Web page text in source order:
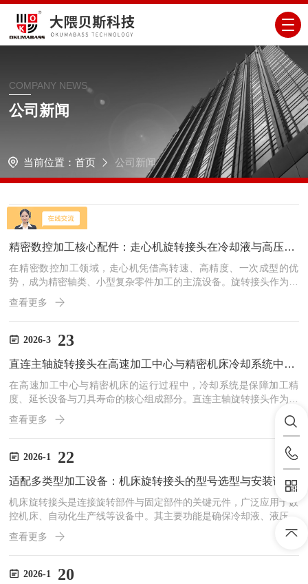
COMPANY NEWS
公司新闻
当前位置： 首页 公司新闻
2026-4 26
精密数控加工核心配件：走心机旋转接头在冷却液与高压气路中的应用要点
在精密数控加工领域，走心机凭借高转速、高精度、一次成型的优
势，成为精密轴类、小型复杂零件加工的主流设备。旋转接头作为连
接静态管路与旋转主轴的核心配件，是保障冷却液稳定输送、高压气
路顺畅运行的关键枢纽，其应用效果直接决定加工精度、刀具寿命与
生产稳定性。走心机旋转接头的核心价值，在于实现360°连续旋转
状态下，冷却液与高压气体的无泄漏、稳压力传输。加工过程中，冷
孔吹扫、工件清洁与断屑辅助。旋转接头通过内部精密密封结构与
轴...
查看更多
2026-3 23
直连主轴旋转接头在高速加工中心与精密机床冷却系统中的应用优势
在高速加工中心与精密机床的运行过程中，冷却系统是保障加工精
度、延长设备与刀具寿命的核心组成部分。直连主轴旋转接头作为冷
却系统的关键衔接部件，承担着将冷却液从固定管路稳定传输至高速
旋转主轴及刀具的重要职责，凭借其结构设计与性能优势，有效解决
了传统衔接部件在高速工况下的泄漏、振动、冷却效率不足等痛点，
成为机床冷却系统的优选配件，为精密加工的稳定性与高效性提供了
有力支撑。直连主轴旋转接头的核心应用优势，在于其优异的密封性
能，可有效杜绝冷却液泄漏，保障冷却系统稳定运行。高速加工中心
与...
查看更多
2026-1 22
适配多类型加工设备：机床旋转接头的型号选型与安装调试技巧指南
机床旋转接头是连接旋转部件与固定部件的关键元件，广泛应用于数
控机床、自动化生产线等设备中。其主要功能是确保冷却液、液压油
等介质在旋转部件和固定部件之间顺畅传输，同时保持密封和稳定。
选择和安装合适的旋转接头对于提高设备的加工效率和可靠性至关重
要。一、选型要点1.流体类型旋转接头需要与传输的流体类型兼容。
常见的流体包括冷却液、液压油、空气等。对于腐蚀性流体，如酸性
查看更多
2026-1 20